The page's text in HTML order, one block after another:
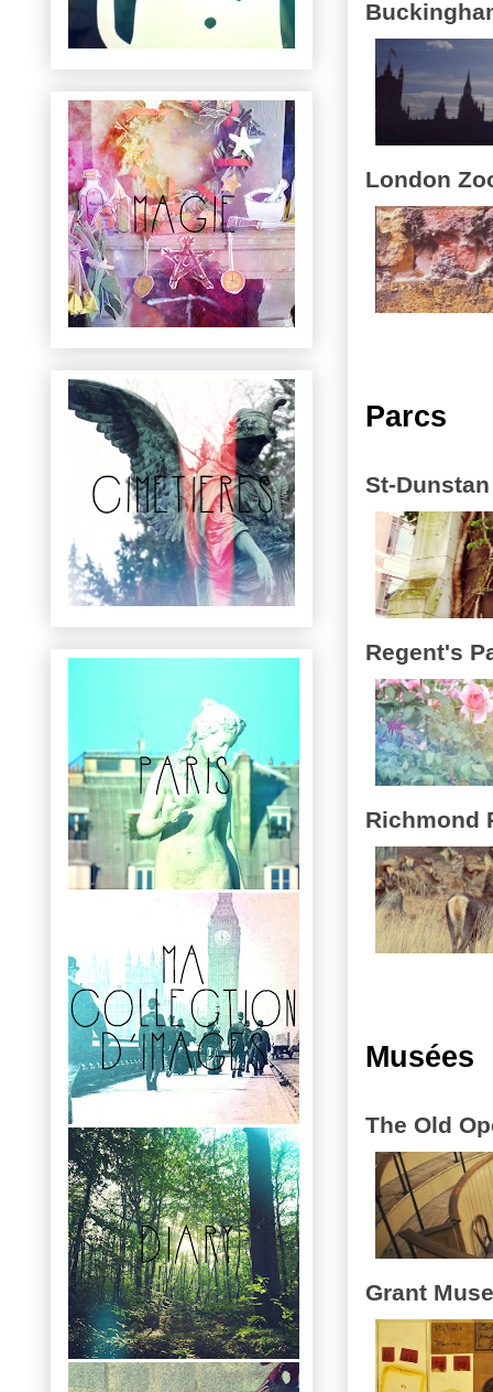
London
Parcs
St-
Regent's
Richmond
Musées
The Old
Grant